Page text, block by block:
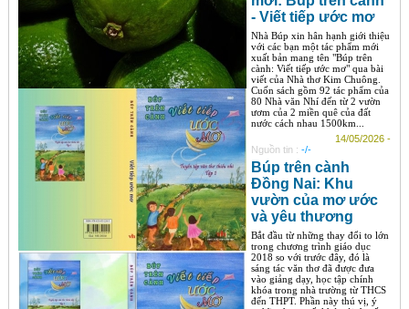
- Viết tiếp ước mơ
Nhà Búp xin hân hạnh giới thiệu
với các bạn một tác phẩm mới
xuất bản mang tên "Búp trên
cành: Viết tiếp ước mơ" qua bài
viết của Nhà thơ Kim Chuông.
Cuốn sách gồm 92 tác phẩm của
80 Nhà văn Nhí đến từ 2 vườn
ươm của 2 miền quê của đất
nước cách nhau 1500km...
14/05/2026 -
Nguồn tin : -/-
Búp trên cành
Đồng Nai: Khu
vườn của mơ ước
và yêu thương
Bắt đầu từ những thay đổi to lớn
trong chương trình giáo dục
2018 so với trước đây, đó là
sáng tác văn thơ đã được đưa
vào giảng dạy, học tập chính
khóa trong nhà trường từ THCS
đến THPT. Phần này thú vị, ý